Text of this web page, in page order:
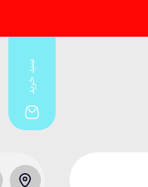
سبد خرید